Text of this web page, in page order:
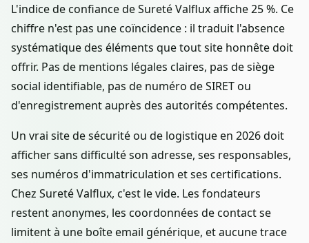
L'indice de confiance de Sureté Valflux affiche 25 %. Ce
chiffre n'est pas une coïncidence : il traduit l'absence
systématique des éléments que tout site honnête doit
offrir. Pas de mentions légales claires, pas de siège
social identifiable, pas de numéro de SIRET ou
d'enregistrement auprès des autorités compétentes.
Un vrai site de sécurité ou de logistique en 2026 doit
afficher sans difficulté son adresse, ses responsables,
ses numéros d'immatriculation et ses certifications.
Chez Sureté Valflux, c'est le vide. Les fondateurs
restent anonymes, les coordonnées de contact se
limitent à une boîte email générique, et aucune trace